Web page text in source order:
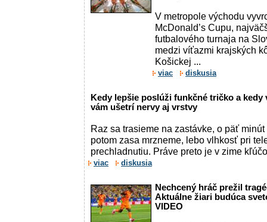
V metropole východu
McDonald’s Cupu,
futbalového turnaja na
medzi víťazmi krajských
Košickej ...
viac diskusia
Kedy lepšie poslúži funkčné tričko a
vám ušetrí nervy aj vrstvy
Raz sa trasieme na zastávke, o päť
potom zasa mrzneme, lebo vlhkosť pri
prechladnutiu. Práve preto je v zime
viac diskusia
Nechcený hráč prežil
Aktuálne žiari budúca
VIDEO